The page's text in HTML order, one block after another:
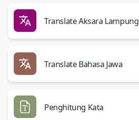
Translate Aksara Lampung
Translate Bahasa Jawa
Penghitung Kata